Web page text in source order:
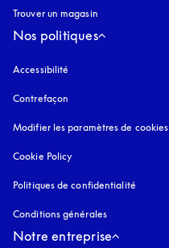
Trouver un magasin
Nos politiques
Accessibilité
Contrefaçon
Modifier les paramètres de cookies
Cookie Policy
Politiques de confidentialité
Conditions générales
Notre entreprise